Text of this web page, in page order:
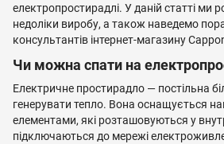
електропростирадлі. У даній статті ми
недоліки виробу, а також наведемо
консультантів інтернет-магазину
Чи можна спати на
Електричне простирадло — постільна
генерувати тепло. Вона оснащується
елементами, які розташовуються у
підключаються до мережі